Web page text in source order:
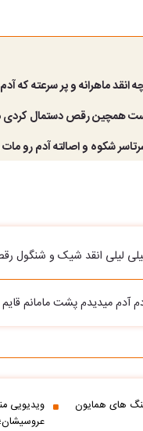
انقد ماهرانه و پر سرعته که
همچین رقص دستمال کردی
شکوه و اصالته آدم رو
لیلی انقد شیک و شنگول
آدم میدیدم پشت مامانم
های همایون
ویدیویی